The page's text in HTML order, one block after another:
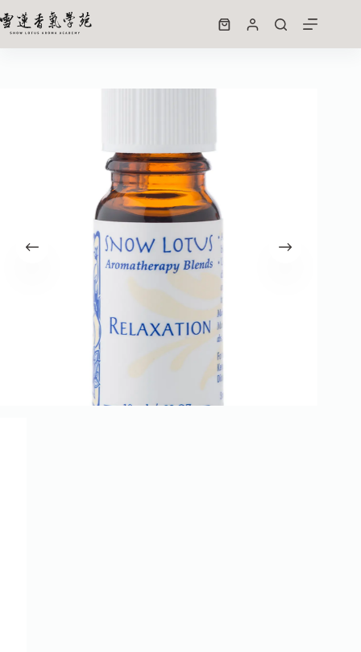
NT$ 650
1 件庫存 (允許無庫存下單)
加入購物車